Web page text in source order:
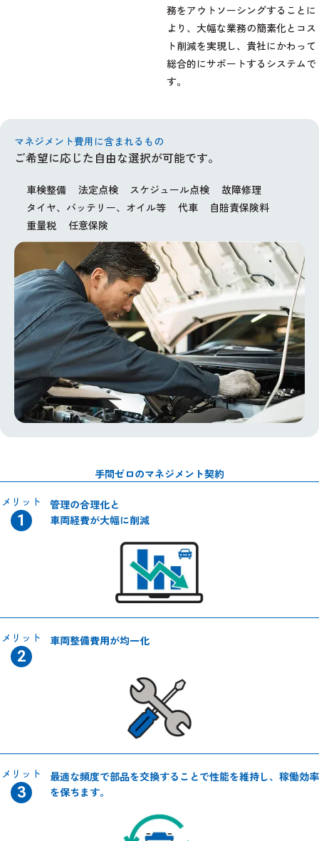
務をアウトソーシングすることに
より、大幅な業務の簡素化とコス
ト削減を実現し、貴社にかわって
総合的にサポートするシステムで
す。
マネジメント費用に含まれるもの
ご希望に応じた自由な選択が可能です。
車検整備 法定点検 スケジュール点検
故障修理
タイヤ、バッテリー、オイル等
代車
自賠責保険料
重量税
任意保険
手間ゼロのマネジメント契約
メリット
管理の合理化と
車両経費が大幅に削減
メリット 車両整備費用が均一化
メリット 最適な頻度で部品を交換することで性能を維持し、 稼働効率
を保ちます。